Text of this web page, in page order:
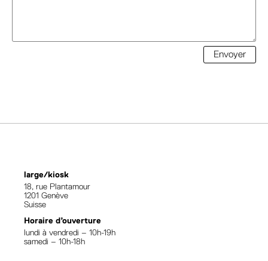
Envoyer
large/kiosk
18, rue Plantamour
1201 Genève
Suisse
Horaire d’ouverture
lundi à vendredi – 10h-19h
samedi – 10h-18h